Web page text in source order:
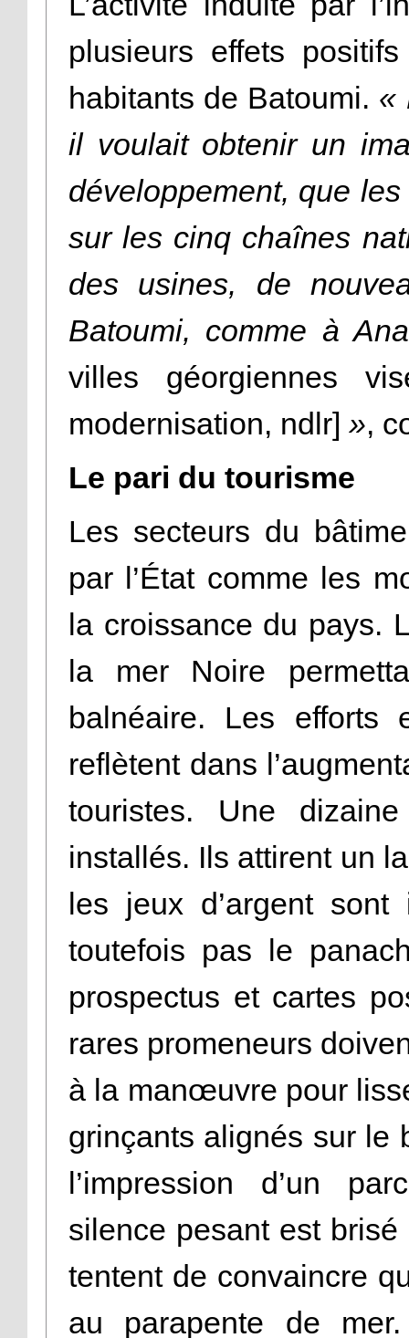
plusieurs effets
habitants de Batoumi. «
il voulait obtenir un
développement, que
sur les cinq chaînes
des usines, de
Batoumi, comme à
villes géorgiennes
modernisation, ndlr] »,
Le pari du tourisme
Les secteurs du
par l’État comme les
la croissance du pays.
la mer Noire
balnéaire. Les
reflètent dans
touristes. Une
installés. Ils attirent un
les jeux d’argent
toutefois pas le
prospectus et cartes
rares promeneurs
à la manœuvre pour
grinçants alignés sur le
l’impression d’un
silence pesant est
tentent de convaincre
au parapente de